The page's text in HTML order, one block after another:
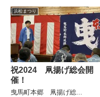
浜松まつり
祝2024 凧揚げ総会開
催！
曳馬町本郷 凧揚げ総...